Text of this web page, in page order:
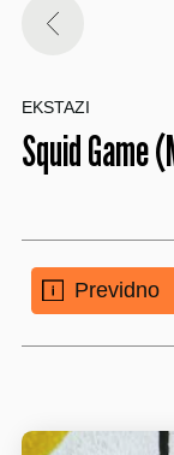
EKSTAZI
Squid Game
Previdno